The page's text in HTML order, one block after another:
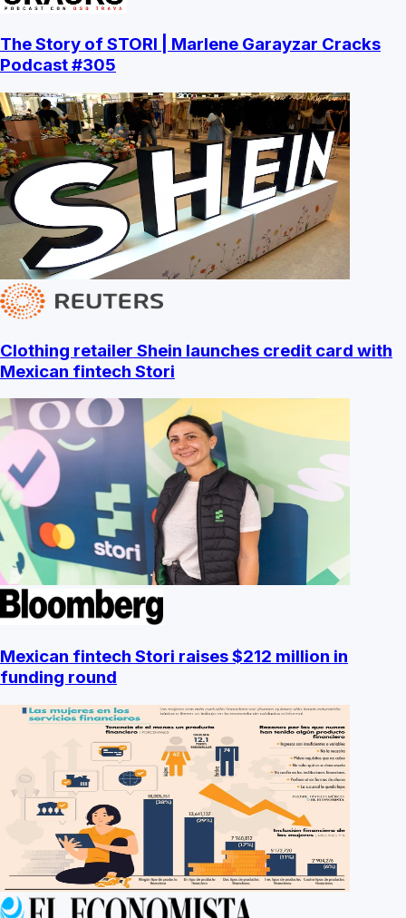
The Story of STORI | Marlene Garayzar Cracks
Podcast #305
Clothing retailer Shein launches credit card with
Mexican fintech Stori
Mexican fintech Stori raises $212 million in
funding round